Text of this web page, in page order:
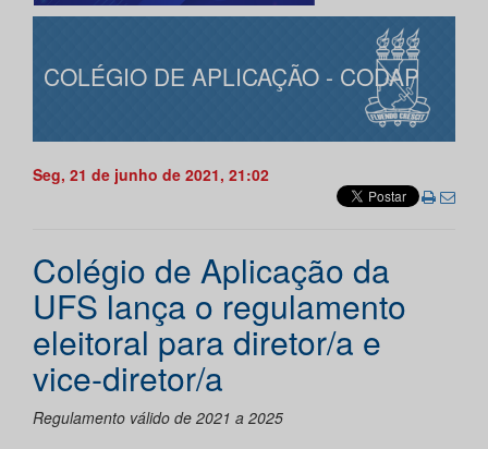
COLÉGIO DE APLICAÇÃO - CODAP
Seg, 21 de junho de 2021, 21:02
Colégio de Aplicação da
UFS lança o regulamento
eleitoral para diretor/a e
vice-diretor/a
Regulamento válido de 2021 a 2025